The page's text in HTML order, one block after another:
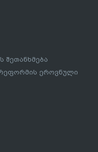
შეთანხმება
ეროვნული